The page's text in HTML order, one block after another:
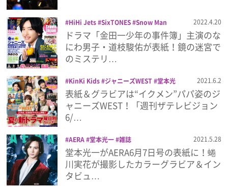
インタビュー
フィルム
Emoメン
ランキング
Emo!miuとは？
免責事項
HiHi Jets SixTONES Snow Man
Travis Japan 佐藤流司 和田雅成 堂
本光一 大橋和也 大西大悟
大西流星
山田涼介 松村北斗 永瀬廉 美 少年 荒
牧慶彦 週刊ザテレビジョン
2022.4.20
ドラマ「金田一少年の事件簿」主演のな
にわ男子・道枝駿佑が表紙！鏡の迷宮で
のミステリ…
KinKi Kids ジャニーズWEST 堂本光
一 浮所飛貴 美 少年
週刊ザテレビジョ
ン
2021.6.2
表紙＆グラビアは“イクメン”パパ姿のジ
ャニーズWEST！「週刊ザテレビジョン
6/…
AERA 堂本光一 雑誌 2021.5.28
堂本光一がAERA6月7日号の表紙に！蜷
川実花が撮影したカラーグラビア＆イン
タビュ…